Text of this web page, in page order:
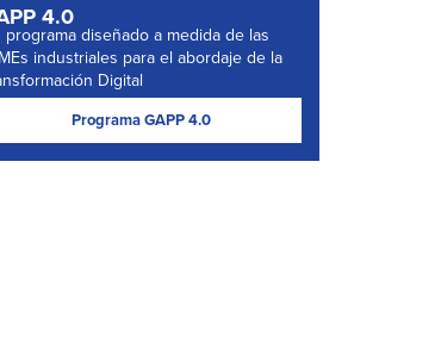
4.0
programa diseñado a medida de las
industriales para el abordaje de la
Digital
Programa GAPP 4.0